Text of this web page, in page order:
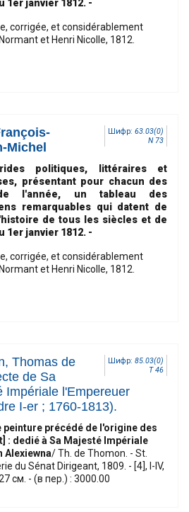
1er janvier 1812. -
corrigée, et considérablement
et Henri Nicolle, 1812.
Шифр: 63.03(0)
N 73
Michel
politiques, littéraires et
présentant pour chacun des
l'année, un tableau des
remarquables qui datent de
de tous les siècles et de
1er janvier 1812. -
corrigée, et considérablement
et Henri Nicolle, 1812.
Шифр: 85.03(0)
T 46
Thomas de
de Sa
Impériale l'Empereuer
I-er ; 1760-1813).
peinture précédé de l'origine des
: dedié à Sa Majesté Impériale
Alexiewna/ Th. de Thomon. - St.
du Sénat Dirigeant, 1809. - [4], I-IV,
см. - (в пер.) : 3000.00